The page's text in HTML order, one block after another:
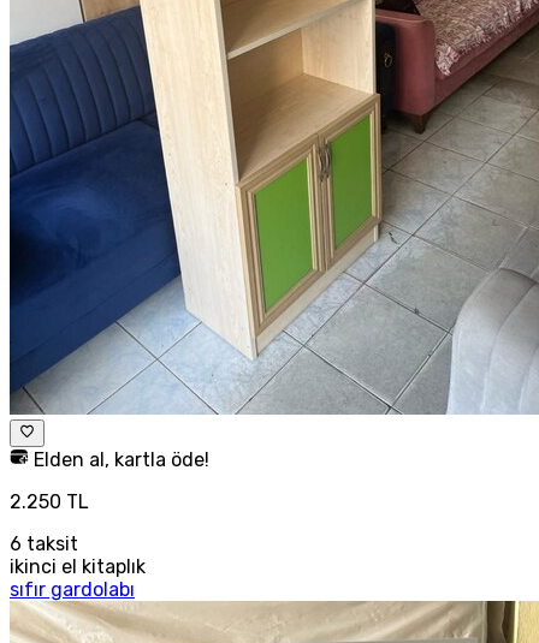
Elden al, kartla öde!
2.250 TL
6 taksit
ikinci el kitaplık
sıfır gardolabı